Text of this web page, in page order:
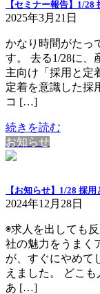
【セミナー報告】1/
2025年3月21日
かなり時間がたっ
す。 去る1/28に、
主向け「採用と定
定着を意識した採
コ […]
続きを読む
お知らせ
【お知らせ】1/28 採
2024年12月28日
◉求人を出しても
社の魅力をうまく
が、すぐにやめて
えました。 どこ
あ […]